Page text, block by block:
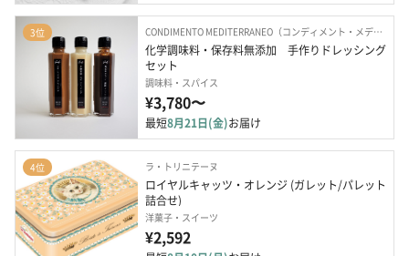
3位 CONDIMENTO MEDITERRANEO（コンディメント・メディテラネオ）
化学調味料・保存料無添加　手作りドレッシング
セット
調味料・スパイス
¥3,780〜
最短8月21日(金)お届け
4位 ラ・トリニテーヌ
ロイヤルキャッツ・オレンジ (ガレット/パレット
詰合せ)
洋菓子・スイーツ
¥2,592